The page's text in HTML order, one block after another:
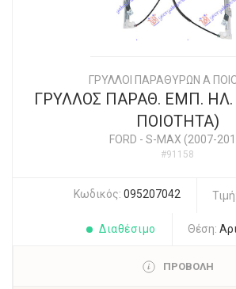
ΓΡΥΛΛΟΙ ΠΑΡΑΘΥΡΩΝ Α
ΓΡΥΛΛΟΣ ΠΑΡΑΘ. ΕΜΠ.
ΠΟΙΟΤΗΤΑ)
FORD - S-MAX (2007-
#91158
Κωδικός: 095207042 Τιμή:
Διαθέσιμο Θέση:
ΠΡΟΒΟΛΗ